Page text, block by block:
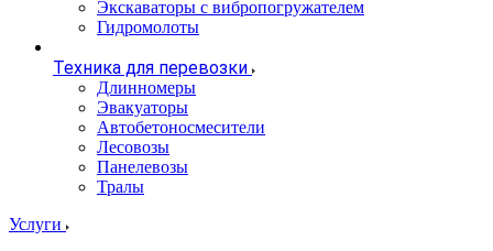
Экскаваторы с вибропогружателем
Гидромолоты
Техника для перевозки
Длинномеры
Эвакуаторы
Автобетоносмесители
Лесовозы
Панелевозы
Тралы
Услуги